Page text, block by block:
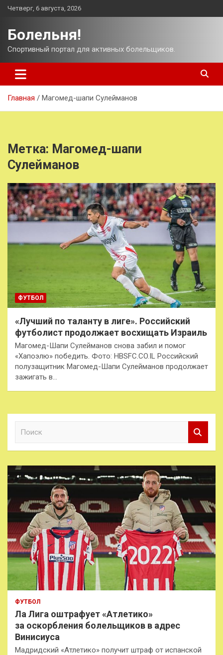
Перейти
Четверг, 6 августа, 2026
Болельня!
Спортивный портал для активных болельщиков.
Главная Магомед-шапи Сулейманов
Метка: Магомед-шапи
Сулейманов
ФУТБОЛ
«Лучший по таланту в лиге». Российский
футболист продолжает восхищать Израиль
Магомед-Шапи Сулейманов снова забил и помог
«Хапоэлю» победить. Фото: HBSFC.CO.IL Российский
полузащитник Магомед-Шапи Сулейманов продолжает
зажигать в…
к
ФУТБОЛ
Ла Лига оштрафует «Атлетико»
за оскорбления болельщиков в адрес
Винисиуса
Мадридский «Атлетико» получит штраф от испанской